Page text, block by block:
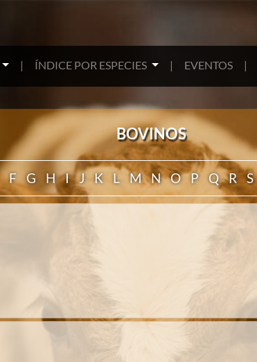
| ÍNDICE POR ESPECIES | EVENTOS |
BOVINOS
F G H I J K L M N O P Q R S